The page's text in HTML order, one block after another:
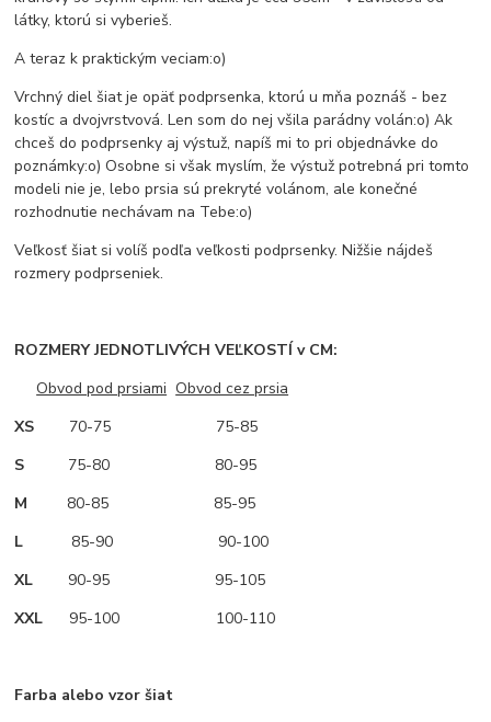
látky, ktorú si vyberieš.
A teraz k praktickým veciam:o)
Vrchný diel šiat je opäť podprsenka, ktorú u mňa poznáš - bez
kostíc a dvojvrstvová. Len som do nej všila parádny volán:o) Ak
chceš do podprsenky aj výstuž, napíš mi to pri objednávke do
poznámky:o) Osobne si však myslím, že výstuž potrebná pri tomto
modeli nie je, lebo prsia sú prekryté volánom, ale konečné
rozhodnutie nechávam na Tebe:o)
Veľkosť šiat si volíš podľa veľkosti podprsenky. Nižšie nájdeš
rozmery podprseniek.
ROZMERY JEDNOTLIVÝCH VEĽKOSTÍ v CM:
Obvod pod prsiami Obvod cez prsia
XS 70-75 75-85
S 75-80 80-95
M 80-85 85-95
L 85-90 90-100
XL 90-95 95-105
XXL 95-100 100-110
Farba alebo vzor šiat